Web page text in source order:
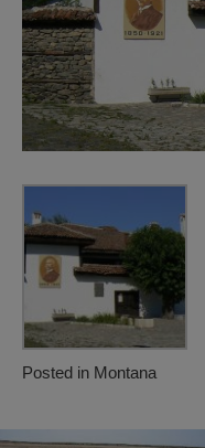
Posted in Montana